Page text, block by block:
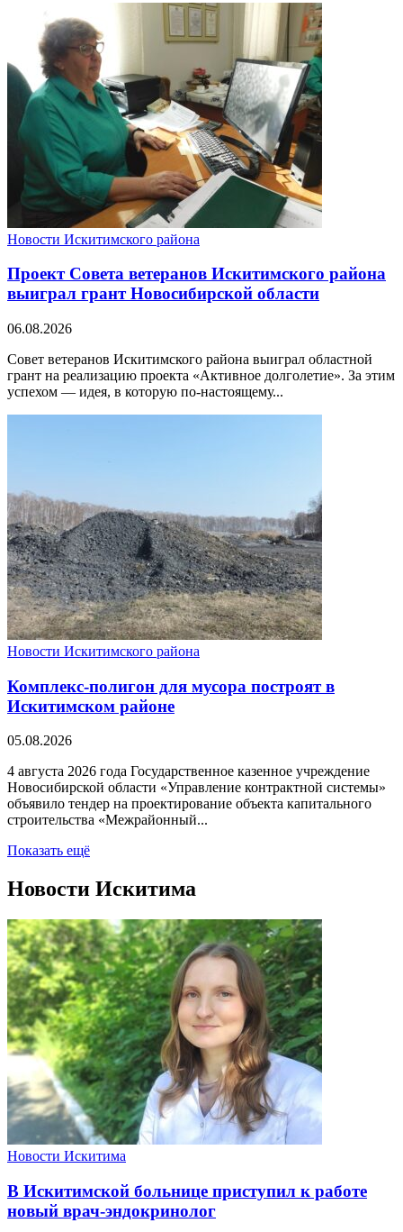
Новости Искитимского района
Проект Совета ветеранов Искитимского района
выиграл грант Новосибирской области
06.08.2026
Совет ветеранов Искитимского района выиграл областной
грант на реализацию проекта «Активное долголетие». За этим
успехом — идея, в которую по-настоящему...
Новости Искитимского района
Комплекс-полигон для мусора построят в
Искитимском районе
05.08.2026
4 августа 2026 года Государственное казенное учреждение
Новосибирской области «Управление контрактной системы»
объявило тендер на проектирование объекта капитального
строительства «Межрайонный...
Показать ещё
Новости Искитима
Новости Искитима
В Искитимской больнице приступил к работе
новый врач-эндокринолог